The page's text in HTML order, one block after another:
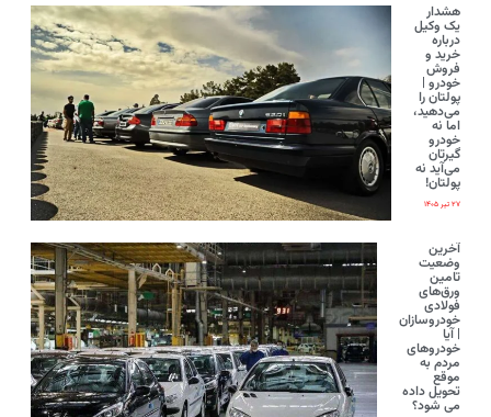
هشدار
یک وکیل
درباره
خرید و
فروش
خودرو |
پولتان را
می‌دهید،
اما نه
خودرو
گیرتان
می‌آید نه
پولتان!
۲۷ تیر ۱۴۰۵
آخرین
وضعیت
تامین
ورق‌های
فولادی
خودروسازان
| آیا
خودروهای
مردم به
موقع
تحویل داده
می شود؟